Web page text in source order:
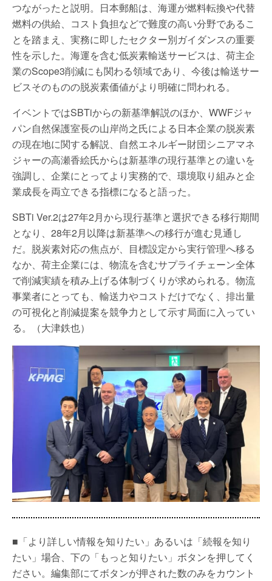
つながったと説明。日本郵船は、海運が燃料転換や代替
燃料の供給、コスト負担などで難度の高い分野であるこ
とを踏まえ、実務に即したセクター別ガイダンスの重要
性を示した。海運を含む低炭素輸送サービスは、荷主企
業のScope3削減にも関わる領域であり、今後は輸送サー
ビスそのものの脱炭素価値がより明確に問われる。
イベントではSBTiからの新基準解説のほか、WWFジャ
パン自然保護室長の山岸尚之氏による日本企業の脱炭素
の現在地に関する解説、自然エネルギー財団シニアマネ
ジャーの高瀬香絵氏からは新基準の現行基準との違いを
強調し、企業にとってより実務的で、環境取り組みと企
業成長を両立できる指標になると語った。
SBTi Ver.2は27年2月から現行基準と選択できる移行期間
となり、28年2月以降は新基準への移行が進む見通し
だ。脱炭素対応の焦点が、目標設定から実行管理へ移る
なか、荷主企業には、物流を含むサプライチェーン全体
で削減実績を積み上げる体制づくりが求められる。物流
事業者にとっても、輸送力やコストだけでなく、排出量
の可視化と削減提案を競争力として示す局面に入ってい
る。（大津鉄也）
■「より詳しい情報を知りたい」あるいは「続報を知り
たい」場合、下の「もっと知りたい」ボタンを押してく
ださい。編集部にてボタンが押された数のみをカウント